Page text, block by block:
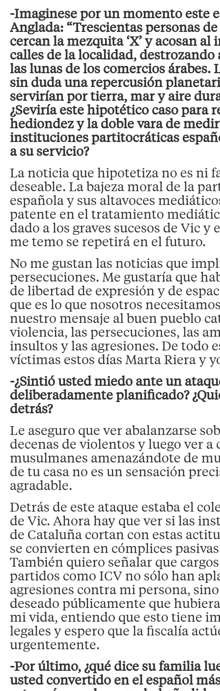
-Imaginese por un momento este
Anglada: “Trescientas personas
cercan la mezquita ‘X’ y acosan al
calles de la localidad,
las lunas de los comercios
sin duda una repercusión
servirían por tierra, mar y aire
¿Seviría este hipotético caso para
hediondez y la doble vara de
instituciones partitocráticas
a su servicio?
La noticia que hipotetiza no es ni
deseable. La bajeza moral de la
española y sus altavoces
patente en el tratamiento
dado a los graves sucesos de Vic y
me temo se repetirá en el futuro.
No me gustan las noticias que
persecuciones. Me gustaría que
de libertad de expresión y de
que es lo que nosotros
nuestro mensaje al buen pueblo
violencia, las persecuciones, las
insultos y las agresiones. De todo
víctimas estos días Marta Riera y
-¿Sintió usted miedo ante un
deliberadamente planificado?
detrás?
Le aseguro que ver abalanzarse
decenas de violentos y luego ver a
musulmanes amenazándote de
de tu casa no es un sensación
agradable.
Detrás de este ataque estaba el
de Vic. Ahora hay que ver si las
de Cataluña cortan con estas
se convierten en cómplices
También quiero señalar que
partidos como ICV no sólo han
agresiones contra mi persona,
deseado públicamente que
mi vida, entiendo que esto tiene
legales y espero que la fiscalía
urgentemente.
-Por último, ¿qué dice su familia
usted convertido en el español